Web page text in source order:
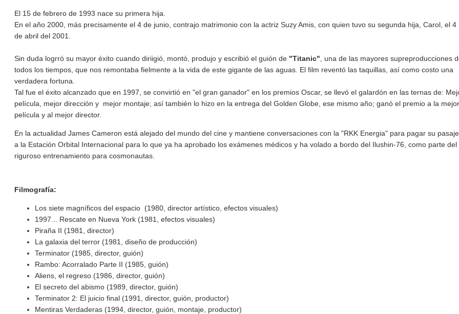
El 15 de febrero de 1993 nace su primera hija.
En el año 2000, más precisamente el 4 de junio, contrajo matrimonio con la actriz Suzy Amis, con quien tuvo su segunda hija, Carol, el 4
de abril del 2001.
Sin duda logrró su mayor éxito cuando diriigió, montó, produjo y escribió el guión de "Titanic"
una de las mayores supreproducciones
todos los tiempos, que nos remontaba fielmente a la vida de este gigante de las aguas. El film reventó las taquillas, así como costo una
verdadera fortuna.
Tal fue el éxito alcanzado que en 1997, se convirtió en "el gran ganador" en los premios Oscar, se llevó el galardón en las ternas de:
película, mejor dirección y mejor montaje; así también lo hizo en la entrega del Golden Globe, ese mismo año; ganó el premio a la mejor
película y al mejor director.
En la actualidad James Cameron está alejado del mundo del cine y mantiene conversaciones con la "RKK Energia" para pagar su pasaje
a la Estación Orbital Internacional para lo que ya ha aprobado los exámenes médicos y ha volado a bordo del Ilushin-76, como parte del
riguroso entrenamiento para cosmonautas.
Filmografía:
Los siete magníficos del espacio (1980, director artístico, efectos visuales)
1997... Rescate en Nueva York (1981, efectos visuales)
Piraña II (1981, director)
La galaxia del terror (1981, diseño de producción)
Terminator (1985, director, guión)
Rambo: Acorralado Parte II (1985, guión)
Aliens, el regreso (1986, director, guión)
El secreto del abismo (1989, director, guión)
Terminator 2: El juicio final (1991, director, guión, productor)
Mentiras Verdaderas (1994, director, guión, montaje, productor)